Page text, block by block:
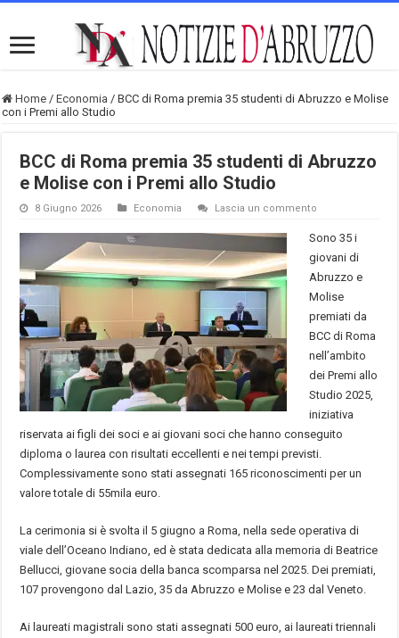
Home / Economia / BCC di Roma premia 35 studenti di Abruzzo e Molise
con i Premi allo Studio
BCC di Roma premia 35 studenti di Abruzzo
e Molise con i Premi allo Studio
8 Giugno 2026 Economia Lascia un commento
Sono 35 i
giovani di
Abruzzo e
Molise
premiati da
BCC di Roma
nell’ambito
dei Premi allo
Studio 2025,
iniziativa
riservata ai figli dei soci e ai giovani soci che hanno conseguito
diploma o laurea con risultati eccellenti e nei tempi previsti.
Complessivamente sono stati assegnati 165 riconoscimenti per un
valore totale di 55mila euro.
La cerimonia si è svolta il 5 giugno a Roma, nella sede operativa di
viale dell’Oceano Indiano, ed è stata dedicata alla memoria di Beatrice
Bellucci, giovane socia della banca scomparsa nel 2025. Dei premiati,
107 provengono dal Lazio, 35 da Abruzzo e Molise e 23 dal Veneto.
Ai laureati magistrali sono stati assegnati 500 euro, ai laureati triennali